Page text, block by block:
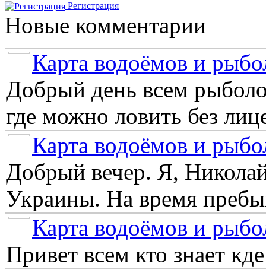
Регистрация
Новые комментарии
Карта водоёмов и
Добрый день всем
где можно ловить без
Карта водоёмов и
Добрый вечер. Я,
Украины. На время
Карта водоёмов и
Привет всем кто знает